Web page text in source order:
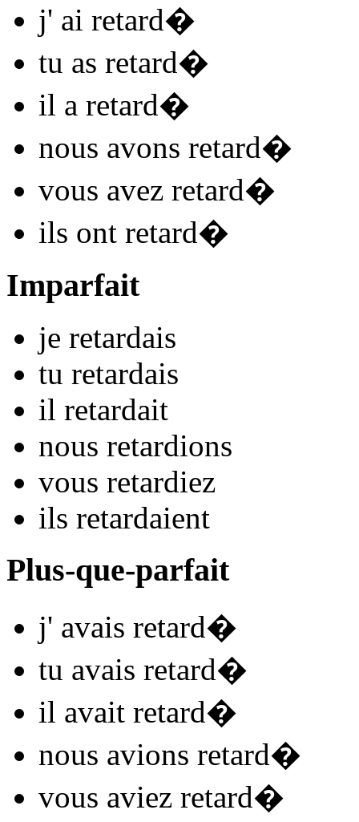
j' ai retard�
tu as retard�
il a retard�
nous avons retard�
vous avez retard�
ils ont retard�
Imparfait
je retardais
tu retardais
il retardait
nous retardions
vous retardiez
ils retardaient
Plus-que-parfait
j' avais retard�
tu avais retard�
il avait retard�
nous avions retard�
vous aviez retard�